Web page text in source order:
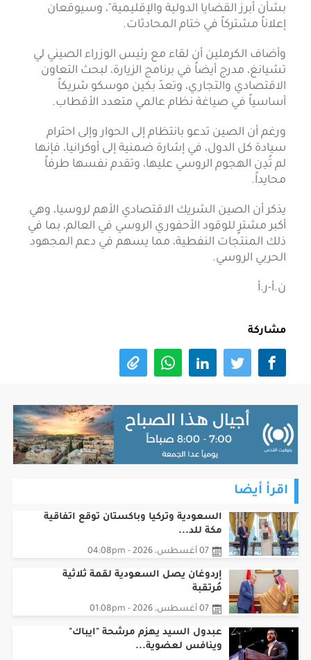
بشأن أبرز القضايا الدولية والإقليمية"، وسيوقعان
إعلاناً مشتركاً في ختام المحادثات.
وأضاف الكرملين أن لقاء مع رئيس الوزراء الصيني لي
تشيانغ، مدرج أيضاً في برنامج الزيارة، لبحث التعاون
الاقتصادي والتجاري، وتعدّ بكين موسكو شريكاً
أساسياً في صياغة نظام عالمي متعدد الأقطاب.
ورغم أن الصين تدعو بانتظام إلى الحوار وإلى احترام
سيادة كل الدول، في إشارة ضمنية إلى أوكرانيا، فإنها
لم تُدِن الهجوم الروسي عليها، وتقدم نفسها طرفاً
محايداً.
يذكر أن الصين الشريك الاقتصادي الأهم لروسيا، وهي
أكبر مشترٍ للوقود الأحفوري الروسي في العالم، بما في
ذلك المنتجات النفطية، مما يسهم في دعم المجهود
الحربي الروسي.
ن.أ-ر.أ
مشاركة
اقرأ أيضا
السعودية وتركيا وباكستان توقع اتفاقية
مكة للد...
07 أغسطس، 2026 - 04:08pm
إردوغان يصل السعودية لقمة ثلاثية
مُرتقبة
07 أغسطس، 2026 - 01:08pm
عبدول السيد يهزم مرشحة "ايباك"
وينافس لعضوية...